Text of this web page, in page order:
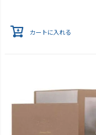
カートに入れる